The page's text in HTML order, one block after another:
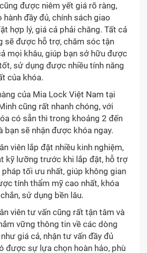
được niêm yết giá rõ ràng,
hành đầy đủ, chính sách giao
hợp lý, giá cả phải chăng. Tất cả
sẽ được hỗ trợ, chăm sóc tận
mọi khâu, giúp bạn sở hữu được
sử dụng được nhiều tính năng
của khóa.
của Mia Lock Việt Nam tại
cũng rất nhanh chóng, với
có sẵn thì trong khoảng 2 đến
bạn sẽ nhận được khóa ngay.
viên lắp đặt nhiều kinh nghiệm,
kỹ lưỡng trước khi lắp đặt, hỗ trợ
tối ưu nhất, giúp không gian
tính thẩm mỹ cao nhất, khóa
sử dụng bền lâu.
viên tư vấn cũng rất tận tâm và
vững thông tin về các dòng
giá cả, nhận tư vấn đầy đủ
được sự lựa chọn hoàn hảo, phù